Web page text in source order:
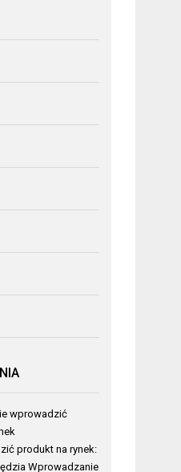
wprowadzić
produkt na rynek:
Wprowadzanie